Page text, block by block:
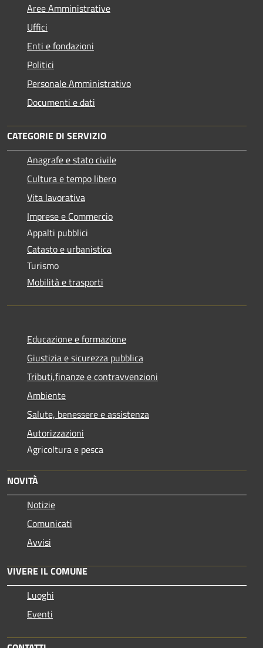
Aree Amministrative
Uffici
Enti e fondazioni
Politici
Personale Amministrativo
Documenti e dati
CATEGORIE DI SERVIZIO
Anagrafe e stato civile
Cultura e tempo libero
Vita lavorativa
Imprese e Commercio
Appalti pubblici
Catasto e urbanistica
Turismo
Mobilità e trasporti
Educazione e formazione
Giustizia e sicurezza pubblica
Tributi,finanze e contravvenzioni
Ambiente
Salute, benessere e assistenza
Autorizzazioni
Agricoltura e pesca
NOVITÀ
Notizie
Comunicati
Avvisi
VIVERE IL COMUNE
Luoghi
Eventi